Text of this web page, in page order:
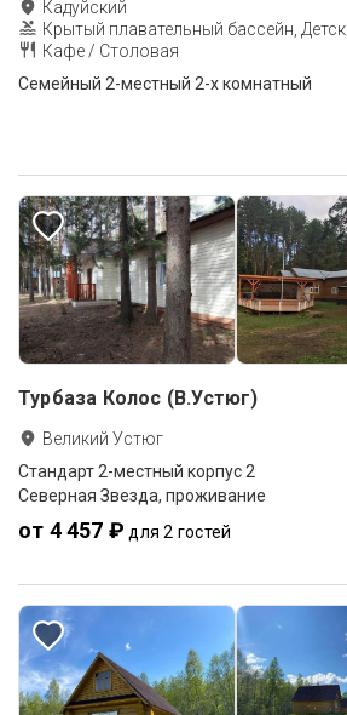
Кадуйский
Крытый плавательный бассейн,
Кафе / Столовая
Семейный 2-местный 2-х комнатный
Турбаза Колос (В.Устюг)
Великий Устюг
Стандарт 2-местный корпус 2
Северная Звезда, проживание
от 4 457 ₽ для 2 гостей